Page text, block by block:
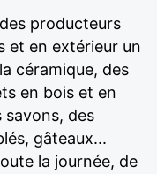
producteurs
et en extérieur un
céramique, des
en bois et en
savons, des
gâteaux...
la journée, de